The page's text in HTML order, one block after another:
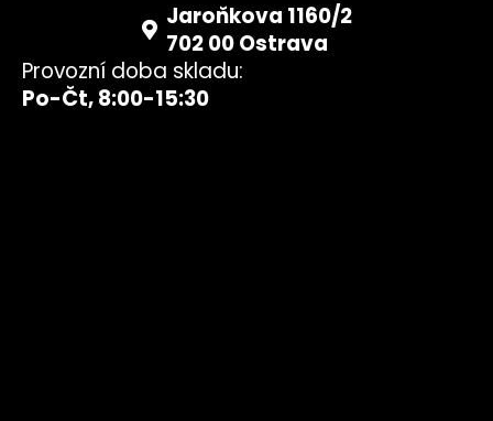
Jaroňkova 1160/2
702 00 Ostrava
Provozní doba skladu:
Po-Čt, 8:00-15:30